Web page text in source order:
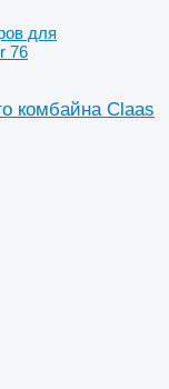
для
76
комбайна Claas